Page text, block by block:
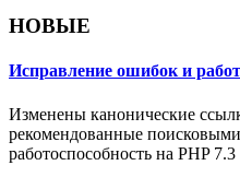
НОВЫЕ
Исправление ошибок и
Изменены канонические
рекомендованные
работоспособность на PHP 7.3